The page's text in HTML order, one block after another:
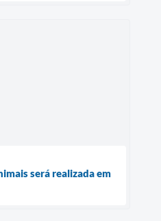
será realizada em